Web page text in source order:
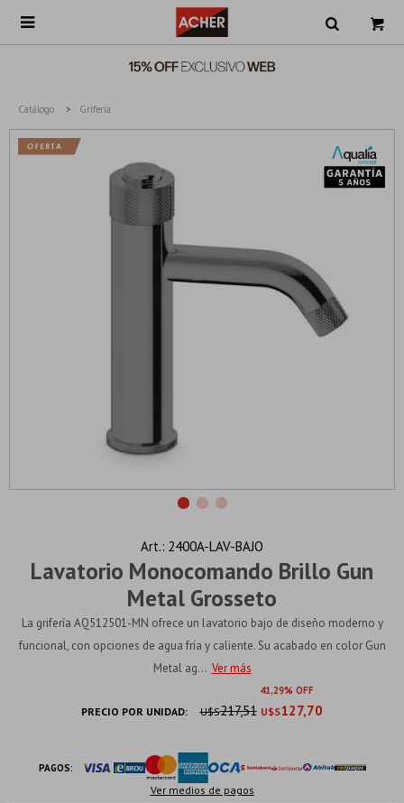

Catálogo Grifería
Lavatorio Monocomando Brillo Gun
Metal Grosseto
2400A-LAV-BAJO
La grifería AQ512501-MN ofrece un lavatorio bajo de diseño moderno y
funcional, con opciones de agua fría y caliente. Su acabado en color Gun
Metal ag... Ver más
41 29
PRECIO POR UNIDAD: U$S127,70
U$S217,51
PAGOS:
Ver medios de pagos